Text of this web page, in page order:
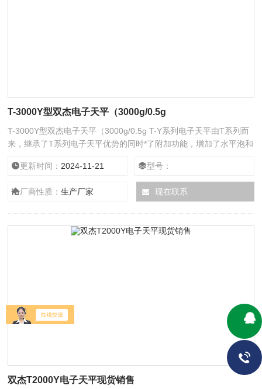
T-3000Y型双杰电子天平（3000g/0.5g
T-3000Y型双杰电子天平（3000g/0.5g T-Y系列电子天平由T系列而
来，继承了T系列电子天平优势的同时*了附加功能，增加了水平泡和
度及可靠性得到Z大限度保证的同时成本亦得到很好的控制，因而产
品质优价廉，适合大批量推广应用。
更新时间： 2024-11-21 型号：
厂商性质：生产厂家 现在联系
双杰T2000Y电子天平现货销售